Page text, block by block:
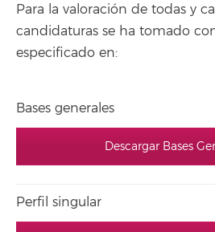
Para la valoración de todas y
candidaturas se ha tomado
especificado en:
Bases generales
Descargar Bases
Perfil singular